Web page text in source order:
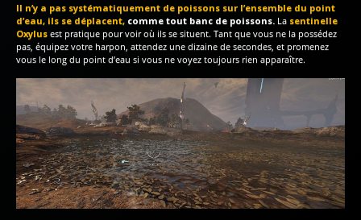
Il n’y a pas systématiquement de poissons sur l’ensemble du point
d’eau, ils se déplacent, comme tout banc de poissons. La sentinelle
Oxylus est pratique pour voir où ils se situent. Tant que vous ne la possédez
pas, équipez votre harpon, attendez une dizaine de secondes, et promenez
vous le long du point d’eau si vous ne voyez toujours rien apparaître.